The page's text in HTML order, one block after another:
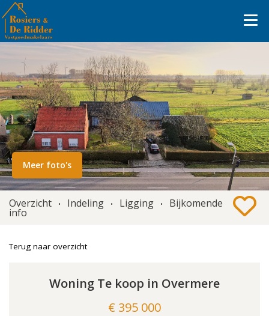
Meer foto's
Overzicht • Indeling • Ligging • Bijkomende
info
Terug naar overzicht
Woning Te koop in Overmere
€ 395 000